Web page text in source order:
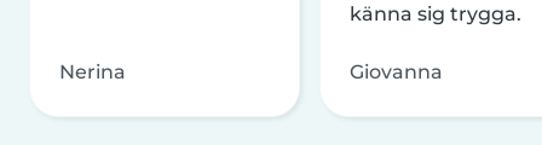
Nerina
känna sig trygga.
Giovanna